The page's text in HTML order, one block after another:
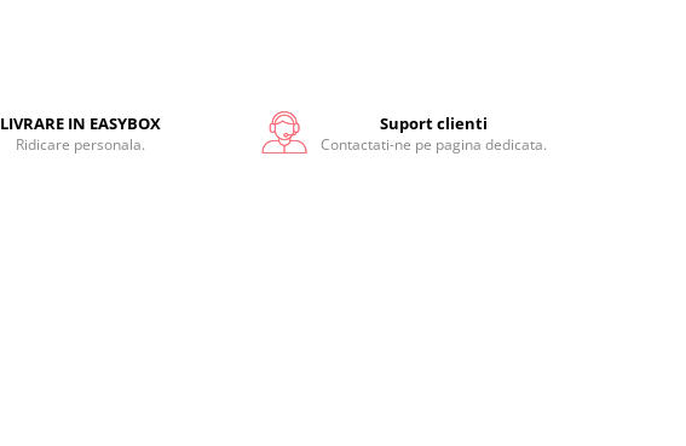
LIVRARE IN EASYBOX
Ridicare personala.
Suport clienti
Contactati-ne pe pagina dedicata.